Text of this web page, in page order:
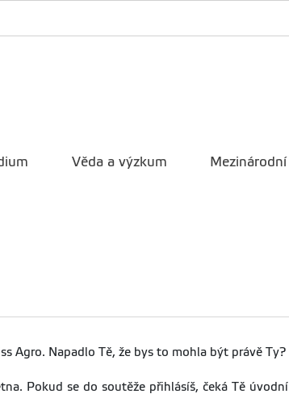
Věda a výzkum
Agro. Napadlo Tě, že bys to mohla být právě
Pokud se do soutěže přihlásíš, čeká Tě